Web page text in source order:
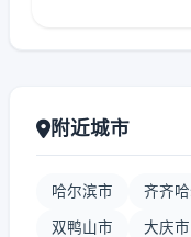
附近城市
哈尔滨市 齐齐
双鸭山市 大庆市